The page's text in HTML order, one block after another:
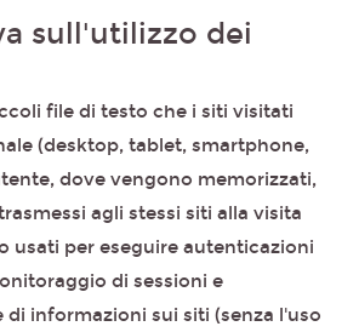
sull'utilizzo dei
file di testo che i siti visitati
(desktop, tablet, smartphone,
dove vengono memorizzati,
agli stessi siti alla visita
usati per eseguire autenticazioni
di sessioni e
di informazioni sui siti (senza l'uso